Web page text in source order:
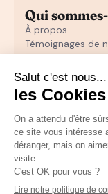
Qui
À propos
Témoignages de
Témoignages
Découvrir
Notre initiation
Notre formation
Toutes nos
Recruter un sales
Toutes les